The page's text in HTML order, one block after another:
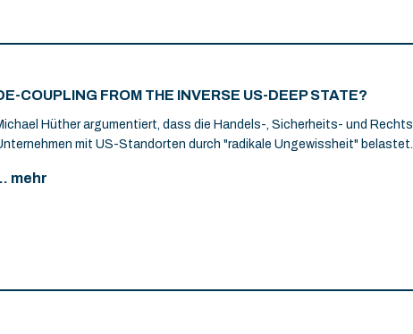
COUPLING FROM THE INVERSE US-DEEP STATE?
Hüther argumentiert, dass die Handels-, Sicherheits- und
mit US-Standorten durch "radikale Ungewissheit" belastet.
mehr